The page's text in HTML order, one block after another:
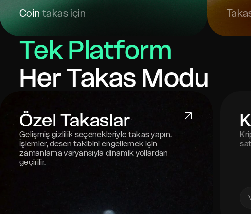
Cointakas için
Tek Platform
Her Takas Modu
Özel Takaslar
Gelişmiş gizlilik seçenekleriyle takas yapın.
İşlemler, desen takibini engellemek için
zamanlama varyansıyla dinamik yollardan
geçirilir.